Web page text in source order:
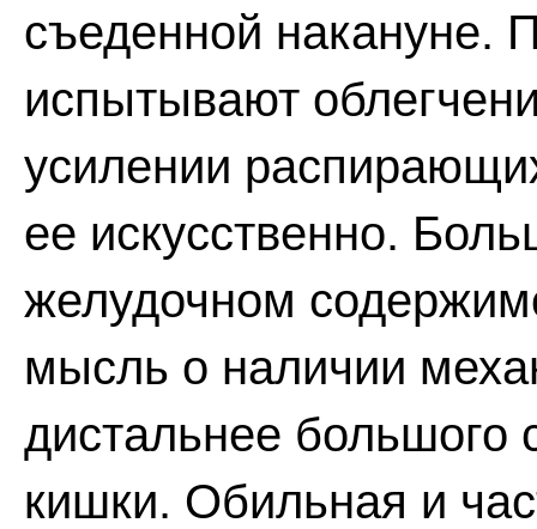
съеденной накануне.
испытывают
усилении
ее искусственно.
желудочном
мысль о наличии
дистальнее большого
кишки. Обильная и